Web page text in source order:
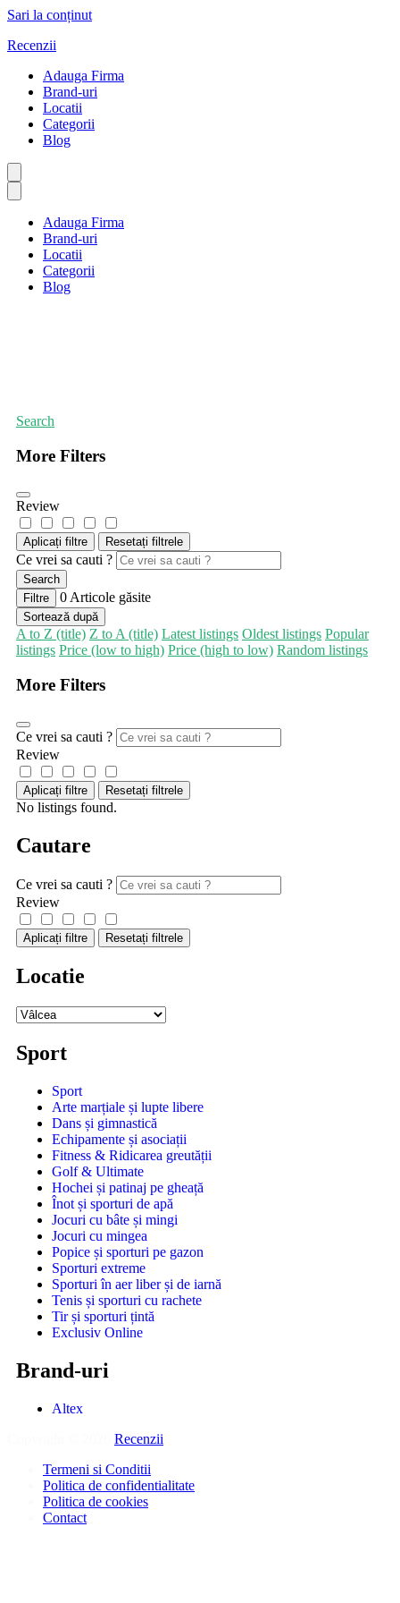
Sari la conținut
Recenzii
Adauga Firma
Brand-uri
Locatii
Categorii
Blog
Adauga Firma
Brand-uri
Locatii
Categorii
Blog
Search
More Filters
Review
Aplicați filtre Resetați filtrele
Ce vrei sa cauti ?
Search
Filtre
0 Articole găsite
Sortează după
A to Z (title) Z to A (title) Latest listings Oldest listings Popular
listings Price (low to high) Price (high to low) Random listings
More Filters
Ce vrei sa cauti ?
Review
Aplicați filtre Resetați filtrele
No listings found.
Cautare
Ce vrei sa cauti ?
Review
Aplicați filtre Resetați filtrele
Locatie
Sport
Sport
Arte marțiale și lupte libere
Dans și gimnastică
Echipamente și asociații
Fitness & Ridicarea greutății
Golf & Ultimate
Hochei și patinaj pe gheață
Înot și sporturi de apă
Jocuri cu bâte și mingi
Jocuri cu mingea
Popice și sporturi pe gazon
Sporturi extreme
Sporturi în aer liber și de iarnă
Tenis și sporturi cu rachete
Tir și sporturi țintă
Exclusiv Online
Brand-uri
Altex
Recenzii
Termeni si Conditii
Politica de confidentialitate
Politica de cookies
Contact